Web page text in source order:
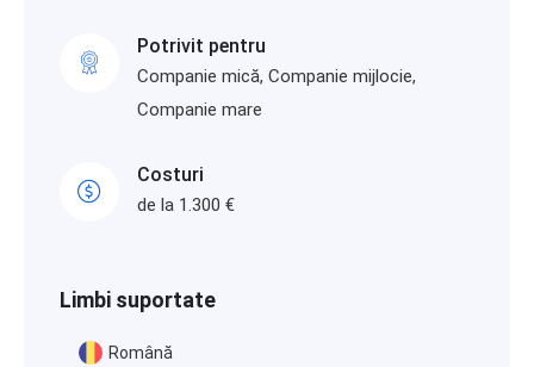
Potrivit pentru
Companie mică, Companie mijlocie,
Companie mare
Costuri
de la 1.300 €
Limbi suportate
Română